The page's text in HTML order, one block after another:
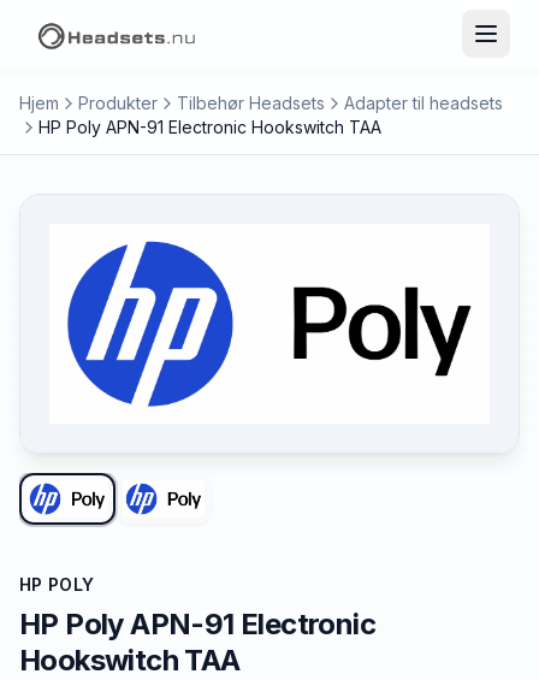
Hjem Produkter Tilbehør Headsets
Adapter til headsets
HP Poly APN-91 Electronic Hookswitch TAA
HP POLY
HP Poly APN-91 Electronic
Hookswitch TAA